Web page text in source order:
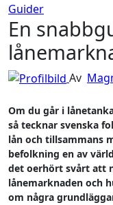
Guider
En
Av
Om du går i lånetankar så är du långt ifrån ensam. Varje år
så tecknar svenska
lån och tillsammans
befolkning en av
det oerhört svårt att
lånemarknaden och
om några